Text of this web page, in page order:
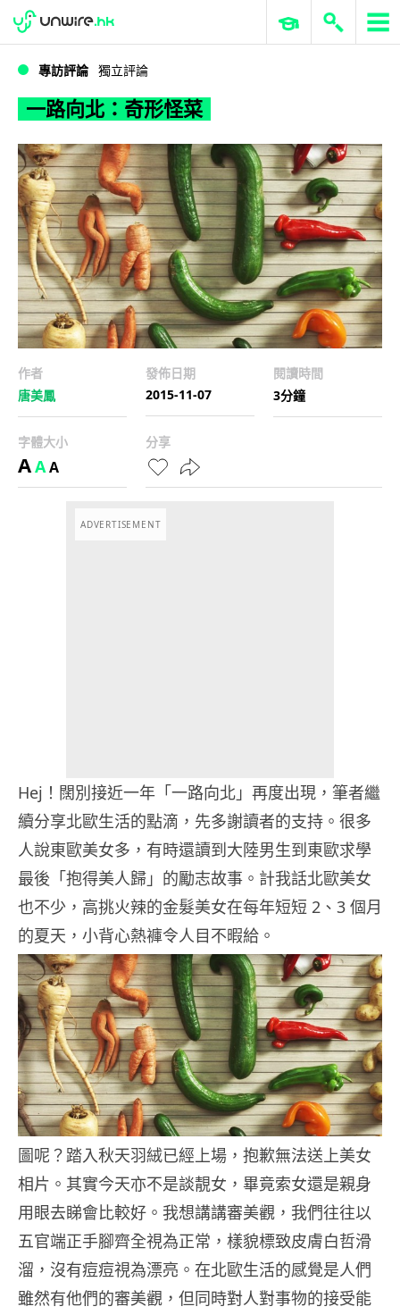
一路向北：奇形怪菜
WWDC 2026 ERP 與商業 AI
專訪評論 獨立評論
一路向北：奇形怪菜
作者
唐美鳳
發佈日期
2015-11-07
閱讀時間
3分鐘
字體大小
AAA
分享
ADVERTISEMENT
Hej！闊別接近一年「一路向北」再度出現，筆者繼
續分享北歐生活的點滴，先多謝讀者的支持。很多
人說東歐美女多，有時還讀到大陸男生到東歐求學
最後「抱得美人歸」的勵志故事。計我話北歐美女
也不少，高挑火辣的金髮美女在每年短短 2、3 個月
的夏天，小背心熱褲令人目不暇給。
圖呢？踏入秋天羽絨已經上場，抱歉無法送上美女
相片。其實今天亦不是談靚女，畢竟索女還是親身
用眼去睇會比較好。我想講講審美觀，我們往往以
五官端正手腳齊全視為正常，樣貌標致皮膚白哲滑
溜，沒有痘痘視為漂亮。在北歐生活的感覺是人們
雖然有他們的審美觀，但同時對人對事物的接受能